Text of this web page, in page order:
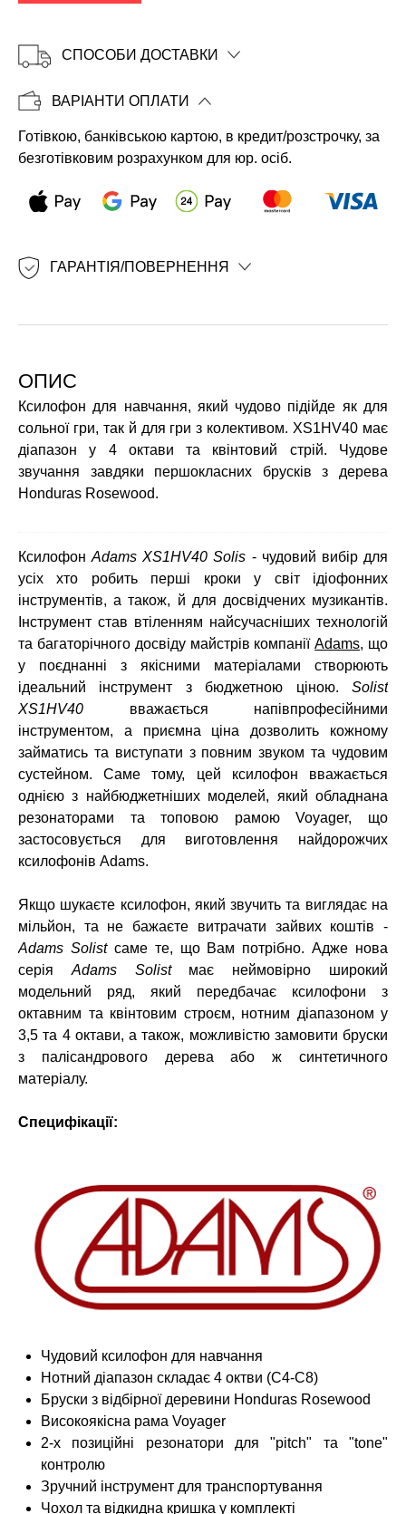
Копіювати
СПОСОБИ ДОСТАВКИ
ВАРІАНТИ ОПЛАТИ
Готівкою, банківською картою, в кредит/розстрочку, за
безготівковим розрахунком для юр. осіб.
ГАРАНТІЯ/ПОВЕРНЕННЯ
ОПИС
Ксилофон для навчання, який чудово підійде як для
сольної гри, так й для гри з колективом. XS1HV40 має
діапазон у 4 октави та квінтовий стрій. Чудове
звучання завдяки першокласних брусків з дерева
Honduras Rosewood.
КсилофонAdams XS1HV40 Solis - чудовий вибір для
усіх хто робить перші кроки у світ ідіофонних
інструментів, а також, й для досвідчених музикантів.
Інструмент став втіленням найсучасніших технологій
та багаторічного досвіду майстрів компаніїAdams, що
у поєднанні з якісними матеріалами створюють
ідеальний інструмент з бюджетною ціною. Solist
XS1HV40 вважається напівпрофесійними
інструментом, а приємна ціна дозволить кожному
займатись та виступати з повним звуком та чудовим
сустейном. Саме тому, цей ксилофон вважається
однією з найбюджетніших моделей, який обладнана
резонаторами та топовою рамою Voyager, що
застосовується для виготовлення найдорожчих
ксилофонів Adams.
Якщо шукаєте ксилофон, який звучить та виглядає на
мільйон, та не бажаєте витрачати зайвих коштів -
Adams Solistсаме те, що Вам потрібно. Адже нова
серія Adams Solistмає неймовірно широкий
модельний ряд, який передбачає ксилофони з
октавним та квінтовим строєм, нотним діапазоном у
3,5 та 4 октави, а також, можливістю замовити бруски
з палісандрового дерева або ж синтетичного
матеріалу.
Специфікації:
Чудовий ксилофон для навчання
Нотний діапазон складає 4 октви (С4-C8)
Бруски з відбірної деревини Honduras Rosewood
Високоякісна рама Voyager
2-х позиційні резонатори для "pitch" та "tone"
контролю
Зручний інструмент для транспортування
Чохол та відкидна кришка у комплекті